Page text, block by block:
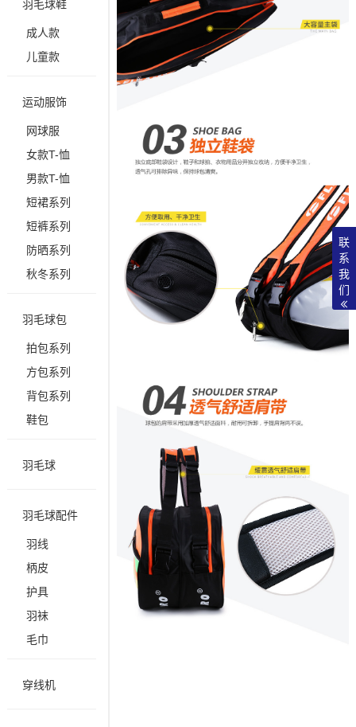
羽毛球鞋
成人款
儿童款
运动服饰
网球服
女款T-恤
男款T-恤
短裙系列
短裤系列
防晒系列
秋冬系列
羽毛球包
拍包系列
方包系列
背包系列
鞋包
羽毛球
羽毛球配件
羽线
柄皮
护具
羽袜
毛巾
穿线机
联
系
我
们